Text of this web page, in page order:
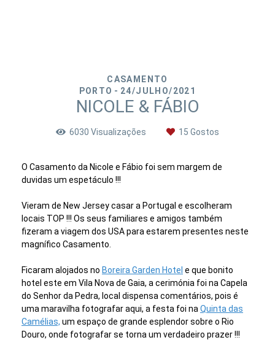
CASAMENTO
PORTO
24/JULHO/2021
NICOLE & FÁBIO
6030 Visualizações 15 Gostos
O Casamento da Nicole e Fábio foi sem margem de
duvidas um espetáculo !!!
Vieram de New Jersey casar a Portugal e escolheram
locais TOP !!! Os seus familiares e amigos também
fizeram a viagem dos USA para estarem presentes neste
magnífico Casamento.
Ficaram alojados no Boreira Garden Hotel e que bonito
hotel este em Vila Nova de Gaia, a cerimónia foi na Capela
do Senhor da Pedra, local dispensa comentários, pois é
uma maravilha fotografar aqui, a festa foi na Quinta das
Camélias, um espaço de grande esplendor sobre o Rio
Douro, onde fotografar se torna um verdadeiro prazer !!!